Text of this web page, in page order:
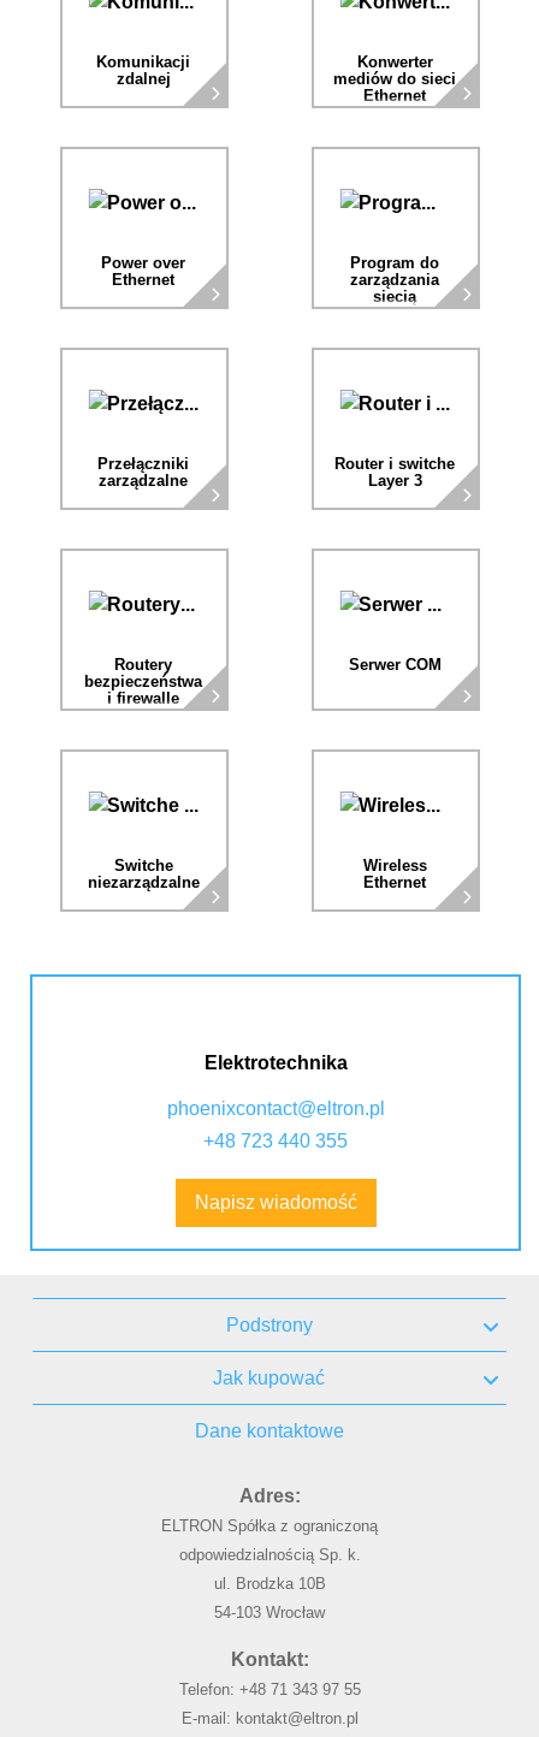
Komunikacji
zdalnej
Konwerter
mediów do sieci
Ethernet
Power over
Ethernet
Program do
zarządzania
siecią
Przełączniki
zarządzalne
Router i switche
Layer 3
Routery
bezpieczeństwa
i firewalle
Serwer COM
Switche
niezarządzalne
Wireless
Ethernet
Elektrotechnika
phoenixcontact@eltron.pl
+48 723 440 355
Napisz wiadomość
Podstrony
Jak kupować
Dane kontaktowe
Adres:
ELTRON Spółka z ograniczoną
odpowiedzialnością Sp. k.
ul. Brodzka 10B
54-103 Wrocław
Kontakt:
Telefon: +48 71 343 97 55
E-mail: kontakt@eltron.pl